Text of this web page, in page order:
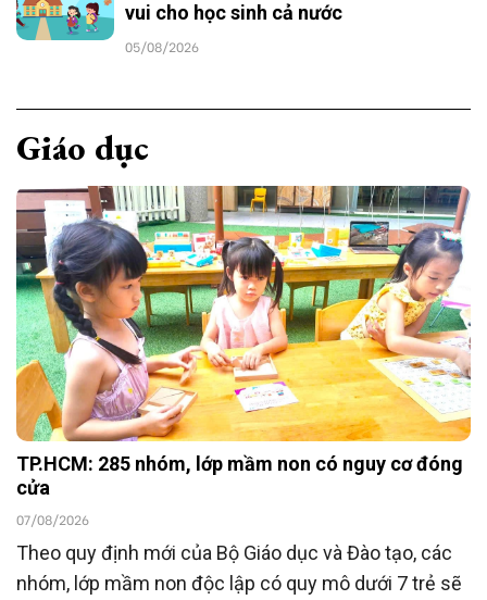
vui cho học sinh cả nước
05/08/2026
Giáo dục
TP.HCM: 285 nhóm, lớp mầm non có nguy cơ đóng
cửa
07/08/2026
Theo quy định mới của Bộ Giáo dục và Đào tạo, các
nhóm, lớp mầm non độc lập có quy mô dưới 7 trẻ sẽ